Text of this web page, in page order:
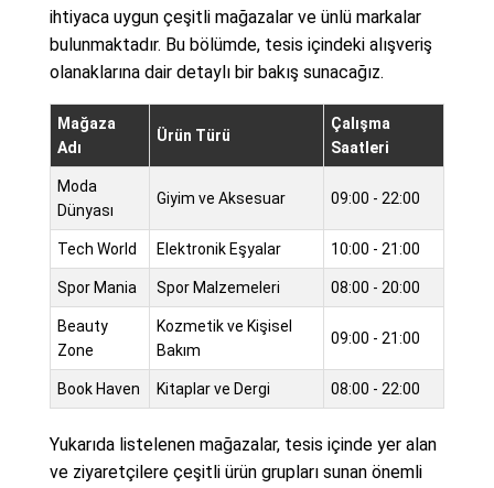
ihtiyaca uygun çeşitli mağazalar ve ünlü markalar
bulunmaktadır. Bu bölümde, tesis içindeki alışveriş
olanaklarına dair detaylı bir bakış sunacağız.
Mağaza
Adı
Ürün Türü
Çalışma
Saatleri
Moda
Dünyası
Giyim ve Aksesuar 09:00 - 22:00
Tech World Elektronik Eşyalar 10:00 - 21:00
Spor Mania Spor Malzemeleri 08:00 - 20:00
Beauty
Zone
Kozmetik ve Kişisel
Bakım
09:00 - 21:00
Book Haven Kitaplar ve Dergi 08:00 - 22:00
Yukarıda listelenen mağazalar, tesis içinde yer alan
ve ziyaretçilere çeşitli ürün grupları sunan önemli